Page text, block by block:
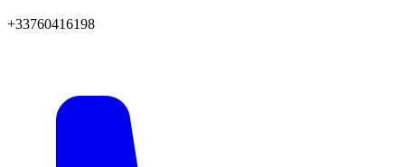
+33760416198